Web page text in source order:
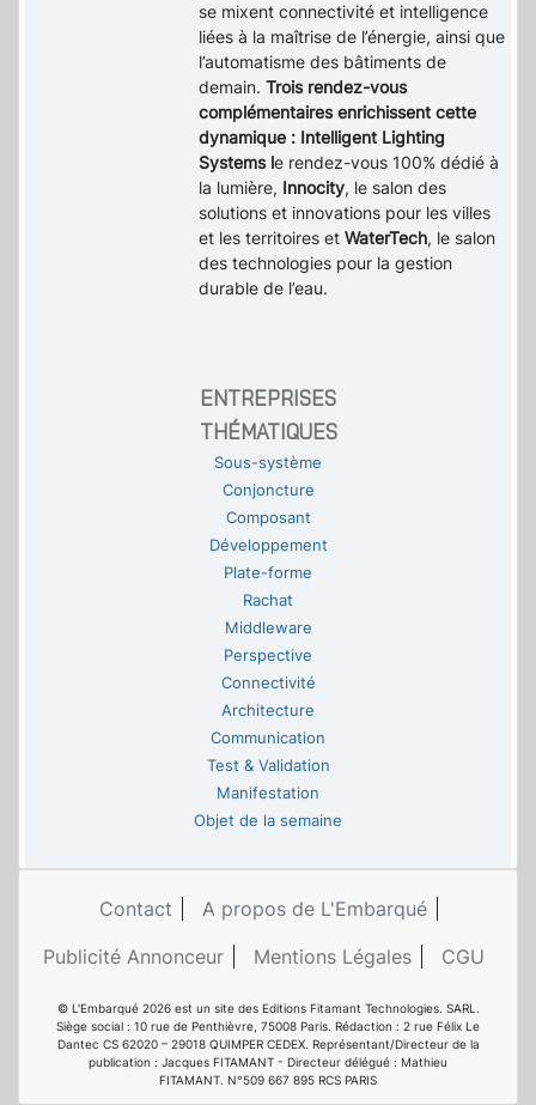
se mixent connectivité et intelligence
liées à la maîtrise de l’énergie, ainsi que
l’automatisme des bâtiments de
demain.Trois rendez-vous
complémentaires enrichissent cette
dynamique : Intelligent Lighting
Systems le rendez-vous 100% dédié à
la lumière, Innocity, le salon des
solutions et innovations pour les villes
et les territoires etWaterTech, le salon
des technologies pour la gestion
durable de l’eau.
ENTREPRISES
THÉMATIQUES
Sous-système
Conjoncture
Composant
Développement
Plate-forme
Rachat
Middleware
Perspective
Connectivité
Architecture
Communication
Test & Validation
Manifestation
Objet de la semaine
Contact
A propos de L'Embarqué
Publicité Annonceur
Mentions Légales CGU
© L'Embarqué 2026 est un site des Editions Fitamant Technologies. SARL.
Siège social : 10 rue de Penthièvre, 75008 Paris. Rédaction : 2 rue Félix Le
Dantec CS 62020 – 29018 QUIMPER CEDEX. Représentant/Directeur de la
publication : Jacques FITAMANT - Directeur délégué : Mathieu
FITAMANT. N°509 667 895 RCS PARIS